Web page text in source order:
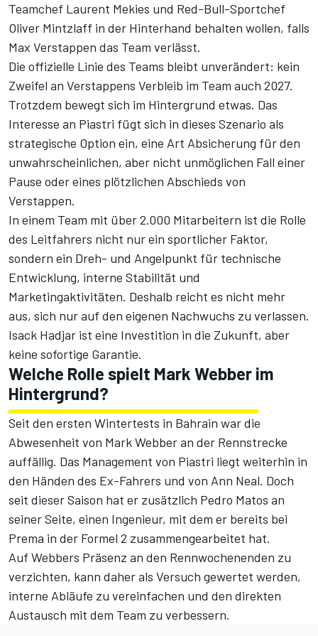
Teamchef Laurent Mekies und Red-Bull-Sportchef
Oliver Mintzlaff in der Hinterhand behalten wollen, falls
Max Verstappen das Team verlässt.
Die offizielle Linie des Teams bleibt unverändert: kein
Zweifel an Verstappens Verbleib im Team auch 2027.
Trotzdem bewegt sich im Hintergrund etwas. Das
Interesse an Piastri fügt sich in dieses Szenario als
strategische Option ein, eine Art Absicherung für den
unwahrscheinlichen, aber nicht unmöglichen Fall einer
Pause oder eines plötzlichen Abschieds von
Verstappen.
In einem Team mit über 2.000 Mitarbeitern ist die Rolle
des Leitfahrers nicht nur ein sportlicher Faktor,
sondern ein Dreh- und Angelpunkt für technische
Entwicklung, interne Stabilität und
Marketingaktivitäten. Deshalb reicht es nicht mehr
aus, sich nur auf den eigenen Nachwuchs zu verlassen.
Isack Hadjar ist eine Investition in die Zukunft, aber
keine sofortige Garantie.
Welche Rolle spielt Mark Webber im
Hintergrund?
Seit den ersten Wintertests in Bahrain wardie
Abwesenheit von Mark Webber an der Rennstrecke
auffällig. Das Management von Piastri liegt weiterhin in
den Händen des Ex-Fahrers und von Ann Neal. Doch
seit dieser Saison hat er zusätzlich Pedro Matos an
seiner Seite, einen Ingenieur, mit dem er bereits bei
Prema in der Formel 2 zusammengearbeitet hat.
Auf Webbers Präsenz an den Rennwochenenden zu
verzichten, kann daher als Versuch gewertet werden,
interne Abläufe zu vereinfachen und den direkten
Austausch mit dem Team zu verbessern.